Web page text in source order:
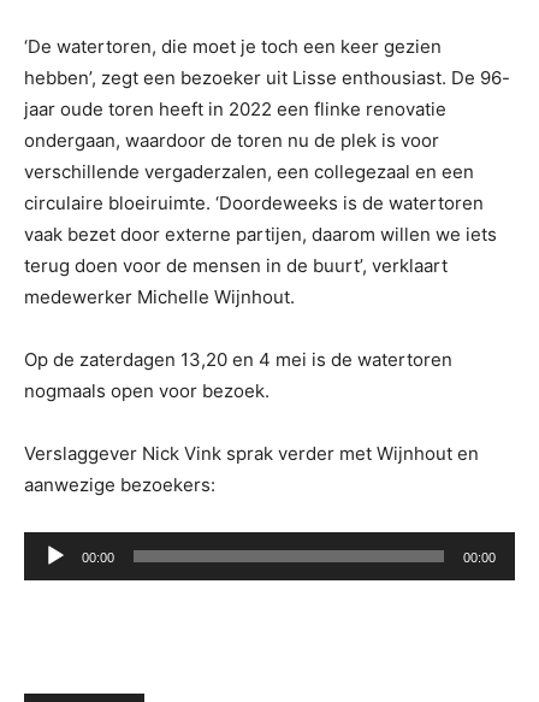
‘De watertoren, die moet je toch een keer gezien
hebben’, zegt een bezoeker uit Lisse enthousiast. De 96-
jaar oude toren heeft in 2022 een flinke renovatie
ondergaan, waardoor de toren nu de plek is voor
verschillende vergaderzalen, een collegezaal en een
circulaire bloeiruimte. ‘Doordeweeks is de watertoren
vaak bezet door externe partijen, daarom willen we iets
terug doen voor de mensen in de buurt’, verklaart
medewerker Michelle Wijnhout.
Op de zaterdagen 13,20 en 4 mei is de watertoren
nogmaals open voor bezoek.
Verslaggever Nick Vink sprak verder met Wijnhout en
aanwezige bezoekers:
Audiospeler
00:00 00:00